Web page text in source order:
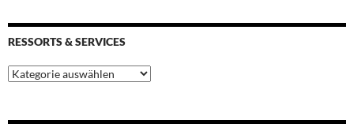
RESSORTS & SERVICES
Ressorts
&